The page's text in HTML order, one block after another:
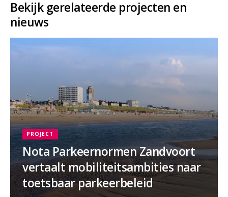
Bekijk gerelateerde projecten en
nieuws
Nota Parkeernormen Zandvoort
vertaalt mobiliteitsambities naar
toetsbaar parkeerbeleid
PROJECT